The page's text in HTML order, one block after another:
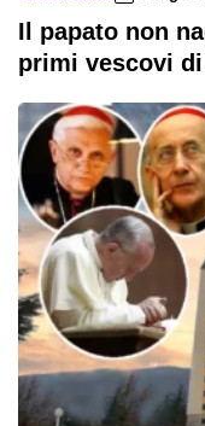
Il papato non
primi vescovi di